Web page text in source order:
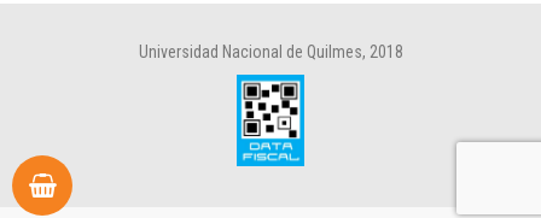
Universidad Nacional de Quilmes, 2018